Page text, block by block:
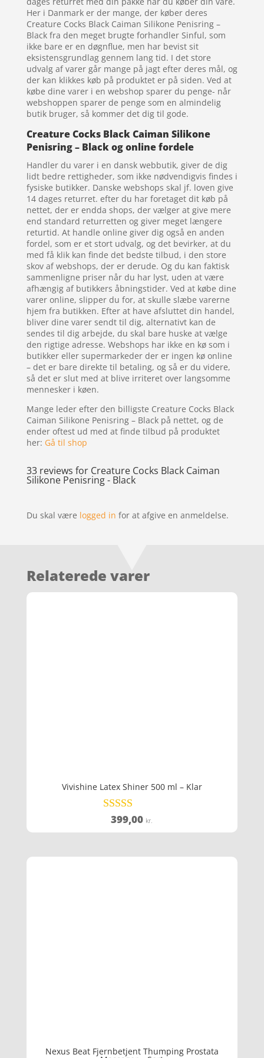
Her i Danmark er der mange, der køber deres
Creature Cocks Black Caiman Silikone Penisring –
Black fra den meget brugte forhandler Sinful, som
ikke bare er en døgnflue, men har bevist sit
eksistensgrundlag gennem lang tid. I det store
udvalg af varer går mange på jagt efter deres mål, og
der kan klikkes køb på produktet er på siden. Ved at
købe dine varer i en webshop sparer du penge- når
webshoppen sparer de penge som en almindelig
butik bruger, så kommer det dig til gode.
Creature Cocks Black Caiman Silikone
Penisring – Black og online fordele
Handler du varer i en dansk webbutik, giver de dig
lidt bedre rettigheder, som ikke nødvendigvis findes i
fysiske butikker. Danske webshops skal jf. loven give
14 dages returret. efter du har foretaget dit køb på
nettet, der er endda shops, der vælger at give mere
end standard returretten og giver meget længere
returtid. At handle online giver dig også en anden
fordel, som er et stort udvalg, og det bevirker, at du
med få klik kan finde det bedste tilbud, i den store
skov af webshops, der er derude. Og du kan faktisk
sammenligne priser når du har lyst, uden at være
afhængig af butikkers åbningstider. Ved at købe dine
varer online, slipper du for, at skulle slæbe varerne
hjem fra butikken. Efter at have afsluttet din handel,
bliver dine varer sendt til dig, alternativt kan de
sendes til dig arbejde, du skal bare huske at vælge
den rigtige adresse. Webshops har ikke en kø som i
butikker eller supermarkeder der er ingen kø online
– det er bare direkte til betaling, og så er du videre,
så det er slut med at blive irriteret over langsomme
mennesker i køen.
Mange leder efter den billigste Creature Cocks Black
Caiman Silikone Penisring – Black på nettet, og de
ender oftest ud med at finde tilbud på produktet
her: Gå til shop
33 reviews for Creature Cocks Black Caiman
Silikone Penisring - Black
Du skal være logged in for at afgive en anmeldelse.
Relaterede varer
Vivishine Latex Shiner 500 ml – Klar
Vurderet
4.8
399,00 kr.
Nexus Beat Fjernbetjent Thumping Prostata